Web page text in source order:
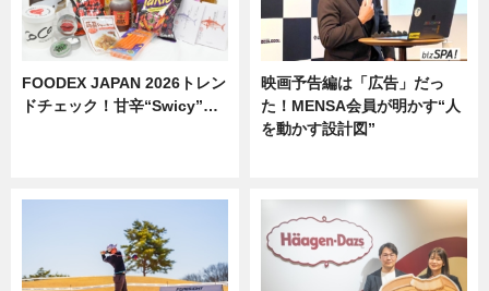
FOODEX JAPAN 2026トレン
ドチェック！甘辛“Swicy”…
映画予告編は「広告」だっ
た！MENSA会員が明かす“人
を動かす設計図”